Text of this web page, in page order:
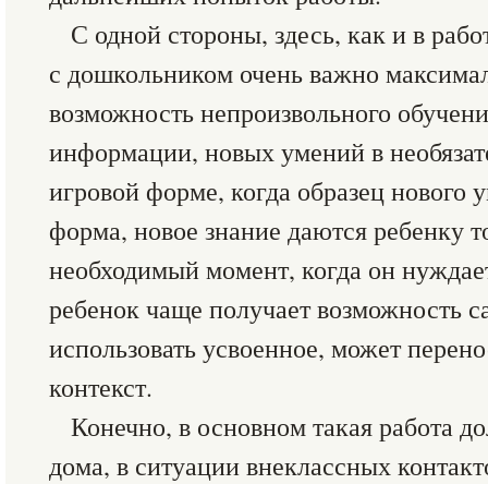
С одной стороны, здесь, как и в
с дошкольником очень важно
возможность непроизвольного
информации, новых умений в
игровой форме, когда образец нового
форма, новое знание даются ребенку
необходимый момент, когда он
ребенок чаще получает возможность
использовать усвоенное, может
контекст.
Конечно, в основном такая работа
дома, в ситуации внеклассных